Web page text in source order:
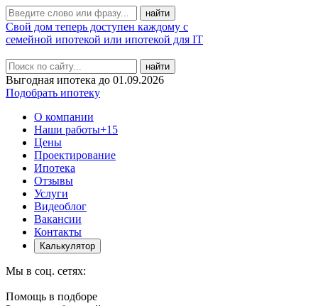
Свой дом теперь доступен каждому с
семейной ипотекой или ипотекой для IT
найти
Выгодная ипотека до 01.09.2026
Подобрать ипотеку
О компании
Наши работы+15
Цены
Проектирование
Ипотека
Отзывы
Услуги
Видеоблог
Вакансии
Контакты
Калькулятор
Мы в соц. сетях:
Помощь в подборе